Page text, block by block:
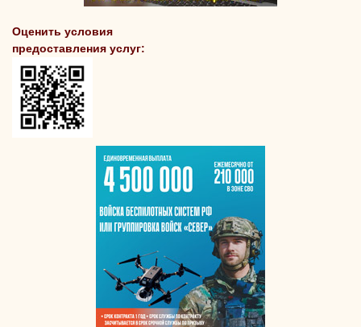
Оценить условия
предоставления услуг: